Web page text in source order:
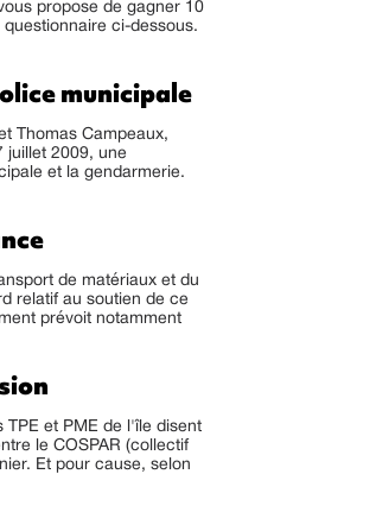
propose de gagner 10
ci-dessous.
municipale
Thomas Campeaux,
juillet 2009, une
et la gendarmerie.
de matériaux et du
relatif au soutien de ce
prévoit notamment
et PME de l'île disent
le COSPAR (collectif
Et pour cause, selon